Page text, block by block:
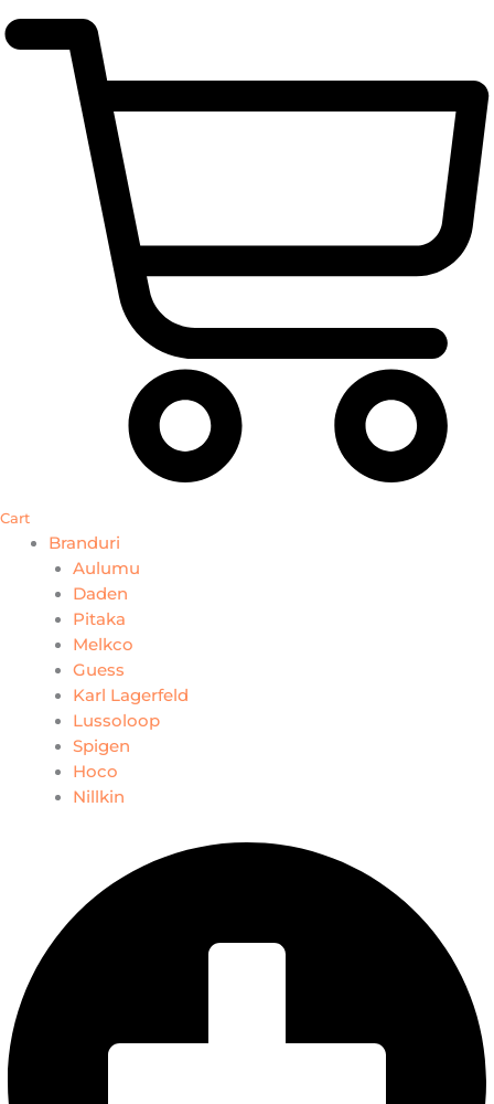
Cart
Branduri
Aulumu
Daden
Pitaka
Melkco
Guess
Karl Lagerfeld
Lussoloop
Spigen
Hoco
Nillkin